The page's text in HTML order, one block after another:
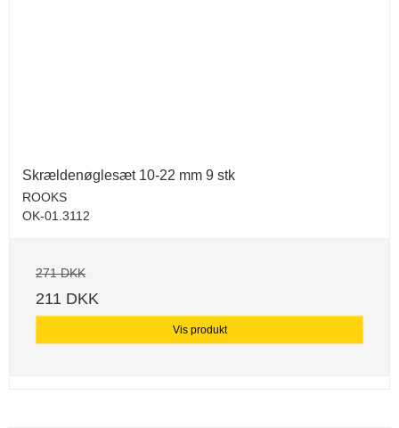
Skrældenøglesæt 10-22 mm 9 stk
ROOKS
OK-01.3112
271 DKK
211 DKK
Vis produkt